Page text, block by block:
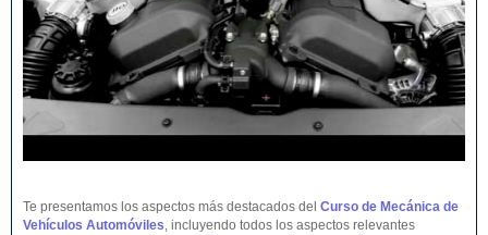
Te presentamos los aspectos más destacados del Curso de Mecánica de
Vehículos Automóviles, incluyendo todos los aspectos relevantes